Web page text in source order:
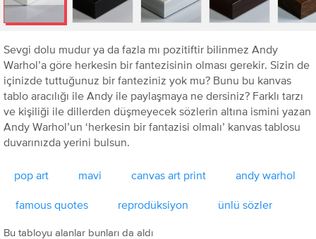
Sevgi dolu mudur ya da fazla mı pozitiftir bilinmez Andy
Warhol’a göre herkesin bir fantezisinin olması gerekir. Sizin de
içinizde tuttuğunuz bir fanteziniz yok mu? Bunu bu kanvas
tablo aracılığı ile Andy ile paylaşmaya ne dersiniz? Farklı tarzı
ve kişiliği ile dillerden düşmeyecek sözlerin altına ismini yazan
Andy Warhol’un ‘herkesin bir fantazisi olmalı’ kanvas tablosu
duvarınızda yerini bulsun.
pop art mavi canvas art print andy warhol
famous quotes reprodüksiyon ünlü sözler
Bu tabloyu alanlar bunları da aldı